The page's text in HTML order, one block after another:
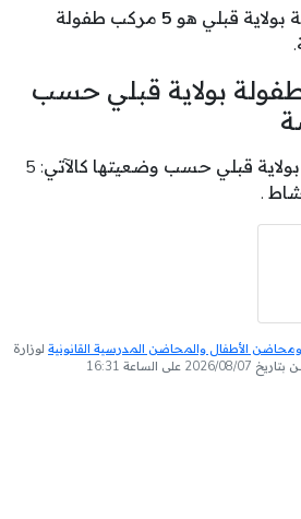
قبلي هو 5 مركب طفولة
بولاية قبلي حسب
تتوزع مركبات الطفولة بولاية قبلي حسب وضعيتها كالآتي: 5
.
الأطفال والمحاضن المدرسية القانونية لوزارة
الساعة 16:31